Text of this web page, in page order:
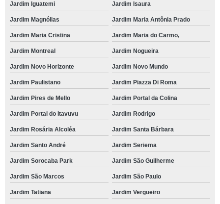
Jardim Iguatemi Jardim Isaura
Jardim Magnólias Jardim Maria Antônia Prado
Jardim Maria Cristina Jardim Maria do Carmo,
Jardim Montreal Jardim Nogueira
Jardim Novo Horizonte Jardim Novo Mundo
Jardim Paulistano Jardim Piazza Di Roma
Jardim Pires de Mello Jardim Portal da Colina
Jardim Portal do Itavuvu Jardim Rodrigo
Jardim Rosária Alcoléa Jardim Santa Bárbara
Jardim Santo André Jardim Seriema
Jardim Sorocaba Park Jardim São Guilherme
Jardim São Marcos Jardim São Paulo
Jardim Tatiana Jardim Vergueiro